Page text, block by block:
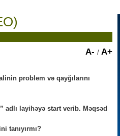
A- / A+
problem və qayğılarını
adlı layihəyə start verib. Məqsəd
tanıyırmı?